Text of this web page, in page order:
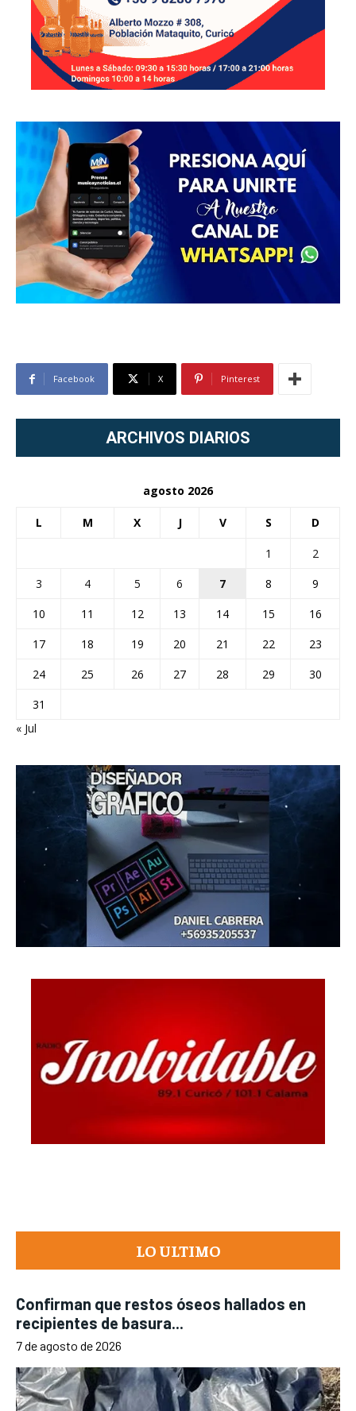
Facebook X Pinterest
ARCHIVOS DIARIOS
agosto 2026
L M X J V S D
1
2
3
4 5 6 7 8
9
10
11 12 13 14 15
16
17
18 19 20 21 22
23
24
25 26 27 28 29
30
31
« Jul
LO ULTIMO
Confirman que restos óseos hallados en
recipientes de basura...
7 de agosto de 2026